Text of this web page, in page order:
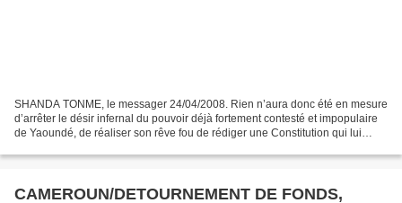
SHANDA TONME, le messager 24/04/2008. Rien n’aura donc été en mesure
d’arrêter le désir infernal du pouvoir déjà fortement contesté et impopulaire
de Yaoundé, de réaliser son rêve fou de rédiger une Constitution qui lui
CAMEROUN/DETOURNEMENT DE FONDS,